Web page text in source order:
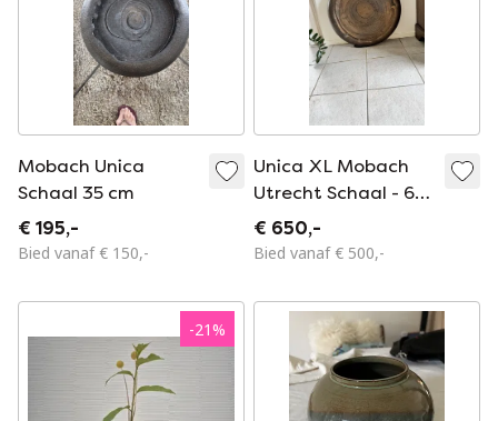
Mobach Unica
Schaal 35 cm
€ 195,-
Bied vanaf € 150,-
Unica XL Mobach
Utrecht Schaal - 68
cm
€ 650,-
Bied vanaf € 500,-
-21%